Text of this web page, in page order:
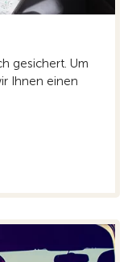
gesichert. Um
Ihnen einen